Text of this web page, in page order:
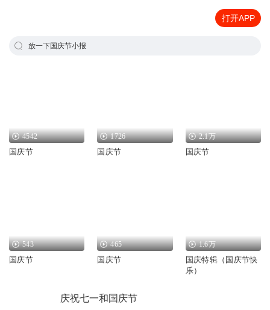
打开APP
放一下国庆节小报
4542
国庆节
1726
国庆节
2.1万
国庆节
543
国庆节
465
国庆节
1.6万
国庆特辑（国庆节快
乐）
庆祝七一和国庆节